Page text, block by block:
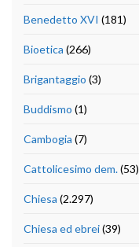
Benedetto XVI (181)
Bioetica (266)
Brigantaggio (3)
Buddismo (1)
Cambogia (7)
Cattolicesimo dem.(53)
Chiesa (2.297)
Chiesa ed ebrei(39)